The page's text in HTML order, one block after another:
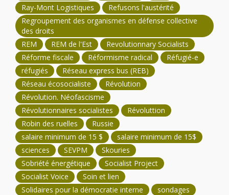
Ray-Mont Logistiques
Refusons l'austérité
Regroupement des organismes en défense collective
des droits
REM
REM de l'Est
Revolutionnary Socialists
Réforme fiscale
Réformisme radical
Réfugié-e
réfugiés
Réseau express bus (REB)
Réseau écosocialiste
Révolution
Révolution. Néofascisme
Révolutionnaires socialistes
Révoluttion
Robin des ruelles
Russie
salaire minimum de 15 $
salaire minimum de 15$
sciences
SEVPM
Skouries
Sobriété énergétique
Socialist Project
Socialist Voice
Soin et lien
Solidaires pour la démocratie interne
sondages